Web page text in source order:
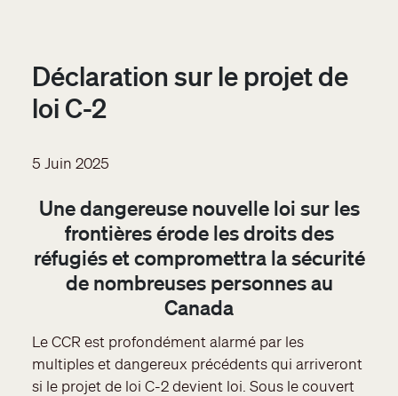
Déclaration sur le projet de
loi C-2
5 Juin 2025
Une dangereuse nouvelle loi sur les
frontières érode les droits des
réfugiés et compromettra la sécurité
de nombreuses personnes au
Canada
Le CCR est profondément alarmé par les
multiples et dangereux précédents qui arriveront
si le projet de loi C-2 devient loi. Sous le couvert